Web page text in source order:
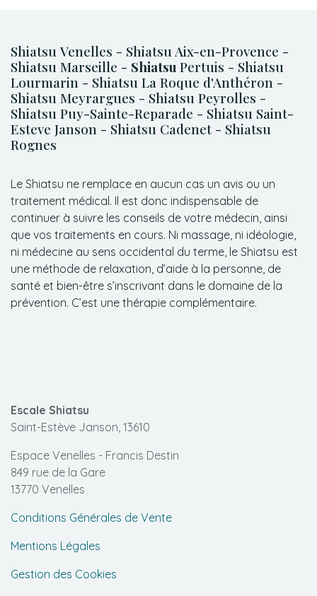
Shiatsu Venelles - Shiatsu Aix-en-Provence -
Shiatsu Marseille - Shiatsu Pertuis - Shiatsu
Lourmarin - Shiatsu La Roque d'Anthéron -
Shiatsu Meyrargues - Shiatsu Peyrolles -
Shiatsu Puy-Sainte-Reparade - Shiatsu Saint-
Esteve Janson - Shiatsu Cadenet - Shiatsu
Rognes
Le Shiatsu ne remplace en aucun cas un avis ou un
traitement médical. Il est donc indispensable de
continuer à suivre les conseils de votre médecin, ainsi
que vos traitements en cours. Ni massage, ni idéologie,
ni médecine au sens occidental du terme, le Shiatsu est
une méthode de relaxation, d’aide à la personne, de
santé et bien-être s’inscrivant dans le domaine de la
prévention. C’est une thérapie complémentaire.
Escale Shiatsu
Saint-Estève Janson, 13610
Espace Venelles - Francis Destin
849 rue de la Gare
13770 Venelles
Conditions Générales de Vente
Mentions Légales
Gestion des Cookies